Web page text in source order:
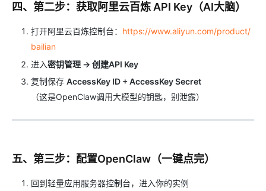
四、第二步：获取阿里云百炼 API Key（AI大脑）
打开阿里云百炼控制台： https://www.aliyun.com/product/
bailian
进入密钥管理 → 创建API Key
复制保存 AccessKey ID + AccessKey Secret
（这是OpenClaw调用大模型的钥匙，别泄露）
五、第三步：配置OpenClaw（一键点完）
回到轻量应用服务器控制台，进入你的实例